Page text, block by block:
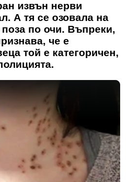
извън нерви
А тя се озовала на
по очи. Въпреки,
че е
той е категоричен,